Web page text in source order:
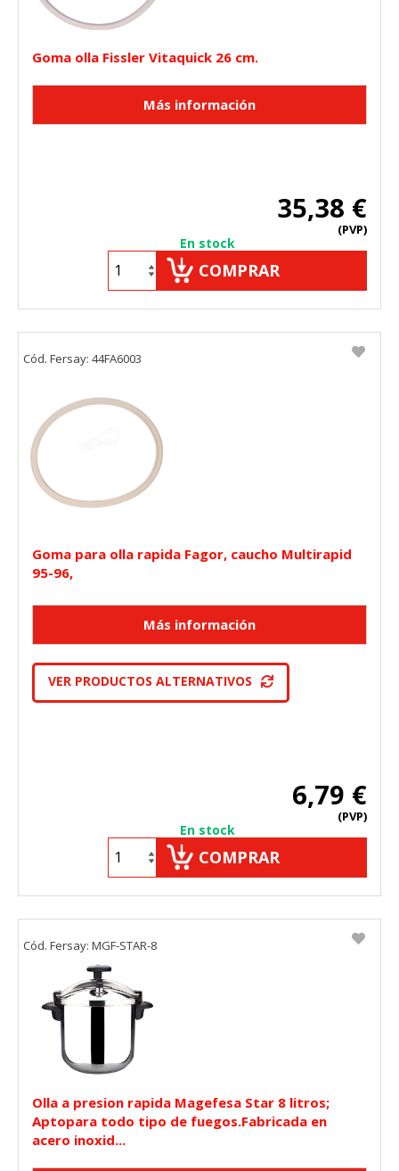
Goma olla Fissler Vitaquick 26 cm.
35,38 €
(PVP)
En stock
COMPRAR
Goma para olla rapida Fagor, caucho Multirapid
95-96,
VER PRODUCTOS ALTERNATIVOS
6,79 €
(PVP)
En stock
COMPRAR
Cód. Fersay: 44FA6003
Olla a presion rapida Magefesa Star 8 litros;
Aptopara todo tipo de fuegos.Fabricada en
acero inoxid...
Cód. Fersay: MGF-STAR-8